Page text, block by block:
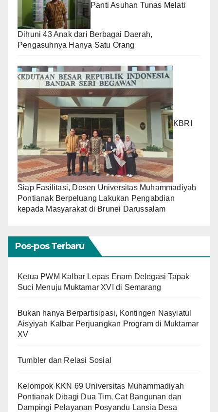
Panti Asuhan Tunas Melati
Dihuni 43 Anak dari Berbagai Daerah,
Pengasuhnya Hanya Satu Orang
KBRI
Siap Fasilitasi, Dosen Universitas Muhammadiyah
Pontianak Berpeluang Lakukan Pengabdian
kepada Masyarakat di Brunei Darussalam
Pos-pos Terbaru
Ketua PWM Kalbar Lepas Enam Delegasi Tapak
Suci Menuju Muktamar XVI di Semarang
Bukan hanya Berpartisipasi, Kontingen Nasyiatul
Aisyiyah Kalbar Perjuangkan Program di Muktamar
XV
Tumbler dan Relasi Sosial
Kelompok KKN 69 Universitas Muhammadiyah
Pontianak Dibagi Dua Tim, Cat Bangunan dan
Dampingi Pelayanan Posyandu Lansia Desa